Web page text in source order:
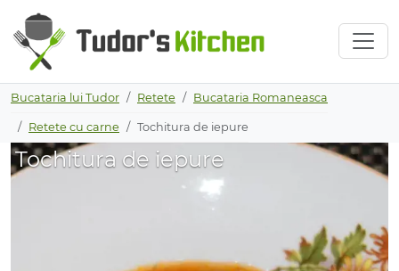
Bucataria lui Tudor Retete Bucataria Romaneasca
Retete cu carne Tochitura de iepure
Tochitura de iepure